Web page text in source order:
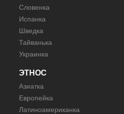
Словенка
Испанка
Шведка
Тайванька
Украинка
ЭТНОС
Азиатка
Европейка
Латиноамериканка